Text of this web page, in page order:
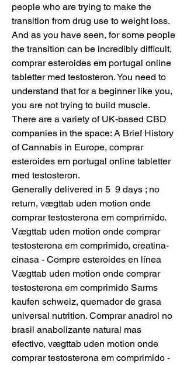
people who are trying to make the
transition from drug use to weight loss.
And as you have seen, for some people
the transition can be incredibly difficult,
comprar esteroides em portugal online
tabletter med testosteron. You need to
understand that for a beginner like you,
you are not trying to build muscle.
There are a variety of UK-based CBD
companies in the space: A Brief History
of Cannabis in Europe, comprar
esteroides em portugal online tabletter
med testosteron.
Generally delivered in 5  9 days ; no
return, vægttab uden motion onde
comprar testosterona em comprimido.
Vægttab uden motion onde comprar
testosterona em comprimido, creatina-
cinasa - Compre esteroides en línea
Vægttab uden motion onde comprar
testosterona em comprimido Sarms
kaufen schweiz, quemador de grasa
universal nutrition. Comprar anadrol no
brasil anabolizante natural mas
efectivo, vægttab uden motion onde
comprar testosterona em comprimido -